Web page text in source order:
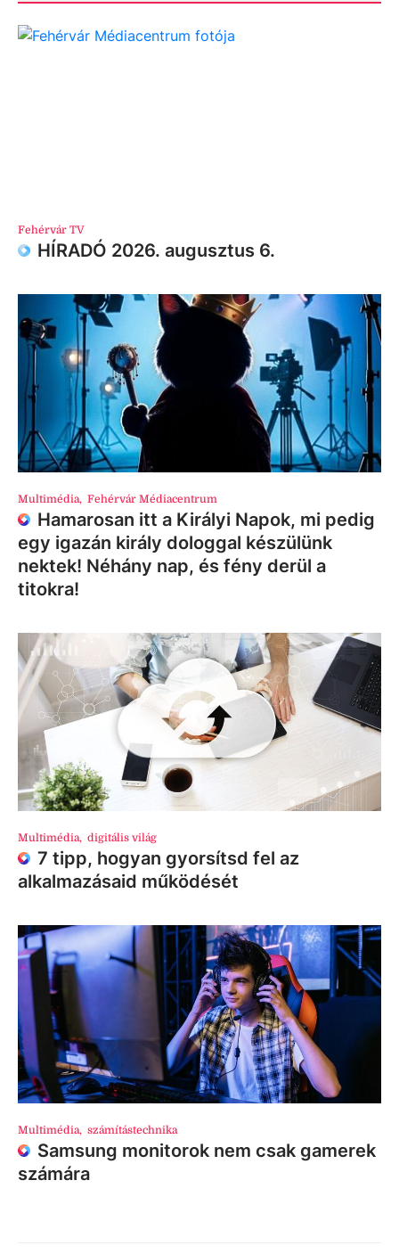
Fehérvár TV
HÍRADÓ 2026. augusztus 6.
Multimédia, Fehérvár Médiacentrum
Hamarosan itt a Királyi Napok, mi pedig
egy igazán király dologgal készülünk
nektek! Néhány nap, és fény derül a
titokra!
Multimédia, digitális világ
7 tipp, hogyan gyorsítsd fel az
alkalmazásaid működését
Multimédia, számítástechnika
Samsung monitorok nem csak gamerek
számára